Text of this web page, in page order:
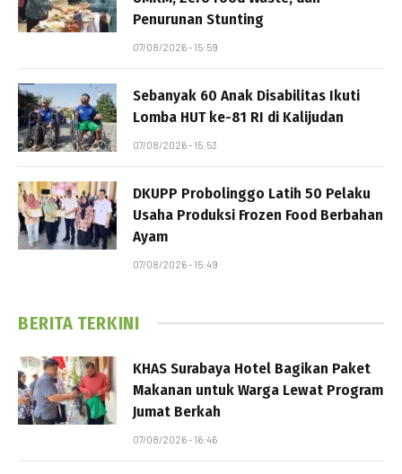
Penurunan Stunting
07/08/2026 - 15:59
Sebanyak 60 Anak Disabilitas Ikuti
Lomba HUT ke-81 RI di Kalijudan
07/08/2026 - 15:53
DKUPP Probolinggo Latih 50 Pelaku
Usaha Produksi Frozen Food Berbahan
Ayam
07/08/2026 - 15:49
BERITA TERKINI
KHAS Surabaya Hotel Bagikan Paket
Makanan untuk Warga Lewat Program
Jumat Berkah
07/08/2026 - 16:46